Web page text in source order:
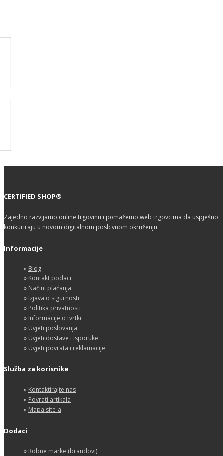
CERTIFIED SHOP®
Zajedno razvijamo online trgovinu i pomažemo web trgovcima da uspješno
konkuriraju u novom digitalnom poslovnom okruženju.
Informacije
» Blog
» Kontakt podaci
» Načini plaćanja
» Izjava o sigurnosti
» Politika privatnosti
» Informacije o tvrtki
» Uvjeti poslovanja
» Uvjeti dostave i isporuke
» Uvjeti povrata i reklamacije
Služba za korisnike
» Kontaktirajte nas
» Povrati artikala
» Mapa site-a
Dodaci
» Robne marke (brandovi)